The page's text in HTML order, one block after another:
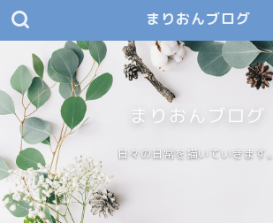
まりおんブログ
まりおんブログ
日々の日常を描いていきます。